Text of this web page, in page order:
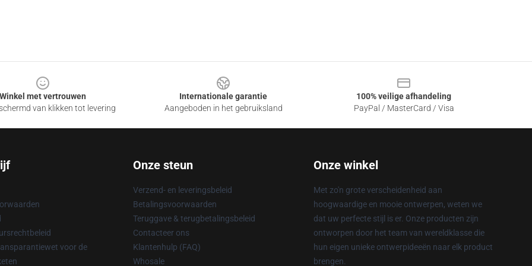
Winkel met vertrouwen
van klikken tot levering
Internationale garantie
Aangeboden in het gebruiksland
100% veilige afhandeling
PayPal / MasterCard / Visa
voor de
Onze steun
Verzend- en leveringsbeleid
Betalingsvoorwaarden
Teruggave & terugbetalingsbeleid
Contacteer ons
Klantenhulp (FAQ)
Whosale
Onze winkel
Met zo'n grote verscheidenheid aan
hoogwaardige en mooie ontwerpen, weten we
dat uw perfecte stijl is er. Onze producten zijn
ontworpen door het team van wereldklasse die
hun eigen unieke ontwerpideeën naar elk product
brengen.